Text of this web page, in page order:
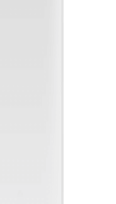
สอบความถูกต้อง
ามแม่นยำและ